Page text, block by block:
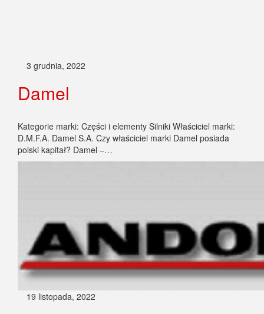
19 listopada, 2022
Andoria
Kategorie marki: Silniki Właściciel marki: Andoria S.A. Czy
właściciel marki Andoria posiada polski kapitał? Andoria to
polska marka silników wysokoprężnych.…
© WspieramRozwoj.PL